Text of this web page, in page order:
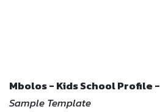
Mbolos - Kids School Profile
Sample Template